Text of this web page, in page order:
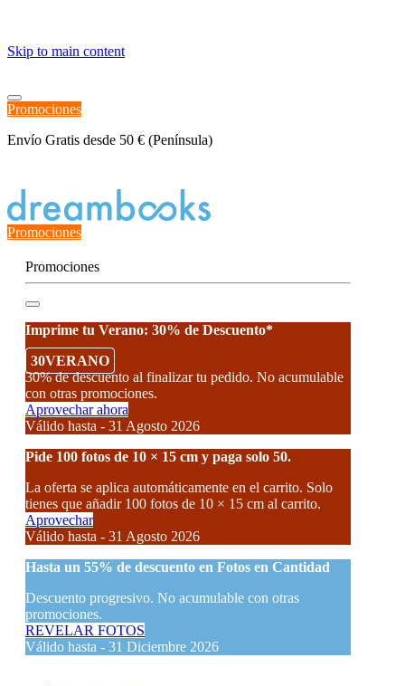
Skip to main content
Promociones
Envío Gratis desde 50 € (Península)
Promociones
Promociones
Imprime tu Verano: 30% de Descuento*
30VERANO
30% de descuento al finalizar tu pedido. No acumulable
con otras promociones.
Aprovechar ahora
Válido hasta - 31 Agosto 2026
Pide 100 fotos de 10 × 15 cm y paga solo 50.
La oferta se aplica automáticamente en el carrito. Solo
tienes que añadir 100 fotos de 10 × 15 cm al carrito.
Aprovechar
Válido hasta - 31 Agosto 2026
Hasta un 55% de descuento en Fotos en Cantidad
Descuento progresivo. No acumulable con otras
promociones.
REVELAR FOTOS
Válido hasta - 31 Diciembre 2026
≡